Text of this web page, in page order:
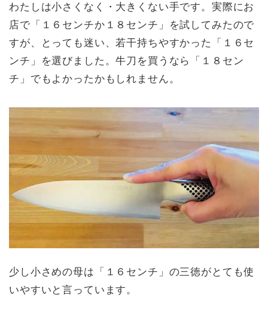
わたしは小さくなく・大きくない手です。実際にお
店で「１６センチか１８センチ」を試してみたので
すが、とっても迷い、若干持ちやすかった「１６セ
ンチ」を選びました。牛刀を買うなら「１８セン
チ」でもよかったかもしれません。
少し小さめの母は「１６センチ」の三徳がとても使
いやすいと言っています。